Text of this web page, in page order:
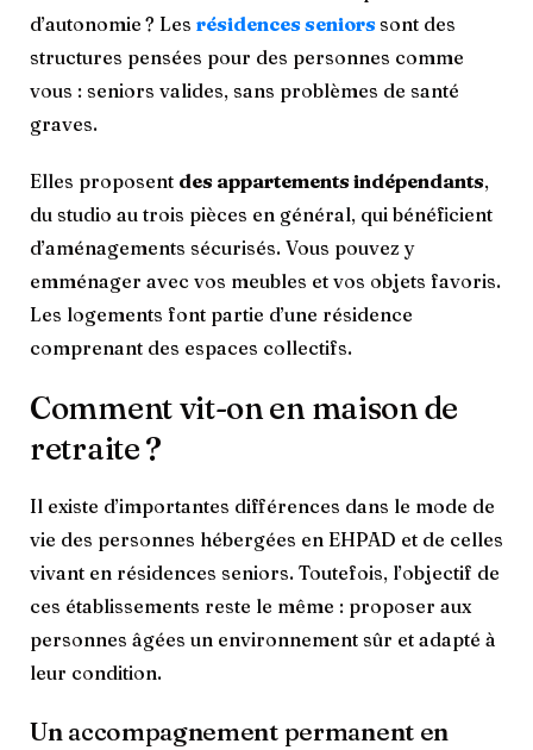
d’autonomie ? Les résidences seniorssont des
structures pensées pour des personnes comme
vous : seniors valides, sans problèmes de santé
graves.
Elles proposent des appartements indépendants,
du studio au trois pièces en général, qui bénéficient
d’aménagements sécurisés. Vous pouvez y
emménager avec vos meubles et vos objets favoris.
Les logements font partie d’une résidence
comprenant des espaces collectifs.
Comment vit-on en maison de
retraite ?
Il existe d’importantes différences dans le mode de
vie des personnes hébergées en EHPAD et de celles
vivant en résidences seniors. Toutefois, l’objectif de
ces établissements reste le même : proposer aux
personnes âgées un environnement sûr et adapté à
leur condition.
Un accompagnement permanent en